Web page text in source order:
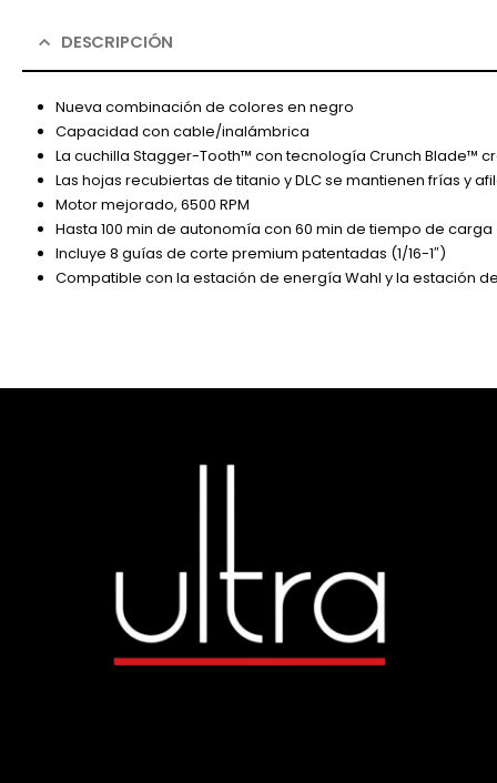
DESCRIPCIÓN
Nueva combinación de colores en negro
Capacidad con cable/inalámbrica
La cuchilla Stagger-Tooth™ con tecnología Crunch Blade™
Las hojas recubiertas de titanio y DLC se mantienen frías y
Motor mejorado, 6500 RPM
Hasta 100 min de autonomía con 60 min de tiempo de carga
Incluye 8 guías de corte premium patentadas (1/16-1″)
Compatible con la estación de energía Wahl y la estación